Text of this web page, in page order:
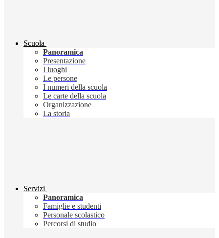
Scuola
Panoramica
Presentazione
I luoghi
Le persone
I numeri della scuola
Le carte della scuola
Organizzazione
La storia
Servizi
Panoramica
Famiglie e studenti
Personale scolastico
Percorsi di studio